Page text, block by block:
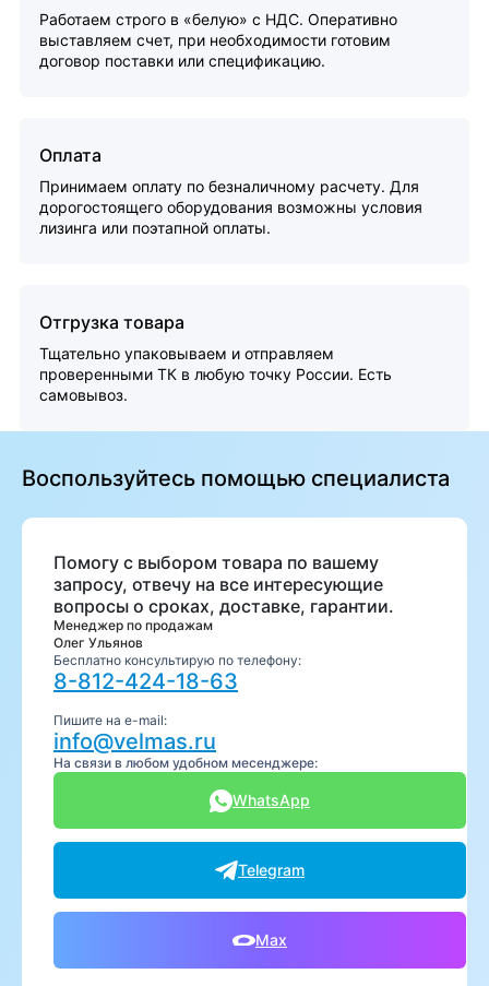
Работаем строго в «белую» с НДС. Оперативно
выставляем счет, при необходимости готовим
договор поставки или спецификацию.
Оплата
Принимаем оплату по безналичному расчету. Для
дорогостоящего оборудования возможны условия
лизинга или поэтапной оплаты.
Отгрузка товара
Тщательно упаковываем и отправляем
проверенными ТК в любую точку России. Есть
самовывоз.
Воспользуйтесь помощью специалиста
Помогу с выбором товара по вашему
запросу, отвечу на все интересующие
вопросы о сроках, доставке, гарантии.
Менеджер по продажам
Олег Ульянов
Бесплатно консультирую по телефону:
8-812-424-18-63
Пишите на e-mail:
info@velmas.ru
На связи в любом удобном месенджере:
WhatsApp
Telegram
Max